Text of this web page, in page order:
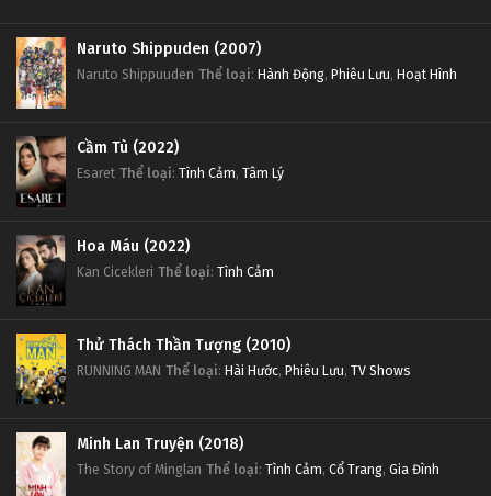
Naruto Shippuden (2007)
Naruto Shippuuden Thể loại: Hành Động, Phiêu Lưu, Hoạt Hình
Cầm Tù (2022)
Esaret Thể loại: Tình Cảm, Tâm Lý
Hoa Máu (2022)
Kan Cicekleri Thể loại: Tình Cảm
Thử Thách Thần Tượng (2010)
RUNNING MAN Thể loại: Hài Hước, Phiêu Lưu, TV Shows
Minh Lan Truyện (2018)
The Story of Minglan Thể loại: Tình Cảm, Cổ Trang, Gia Đình